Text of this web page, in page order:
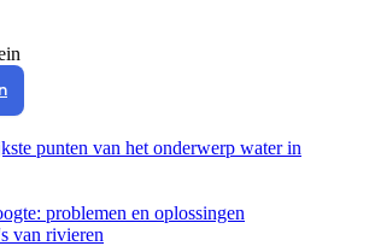
punten van het onderwerp water in
problemen en oplossingen
van rivieren